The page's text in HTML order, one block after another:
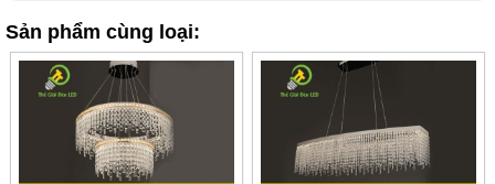
Sản phẩm cùng loại: